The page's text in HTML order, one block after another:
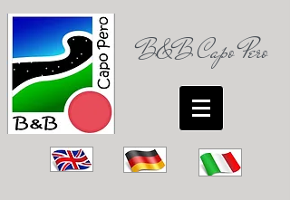
B&BCapo Pero